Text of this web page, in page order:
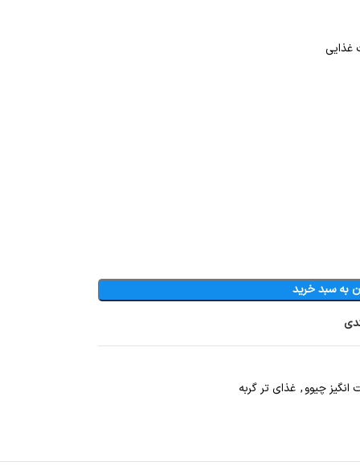
غذایی
به سبد خرید
چیوو, غذای تر گربه